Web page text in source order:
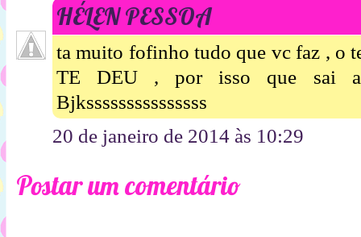
HÉLEN PESSOA
ta muito fofinho tudo que vc faz , o
TE DEU , por isso que sai
Bjksssssssssssssss
20 de janeiro de 2014 às 10:29
Postar um comentário